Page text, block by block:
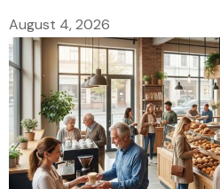
August 4, 2026